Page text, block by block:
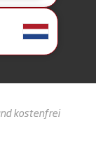
kostenfrei